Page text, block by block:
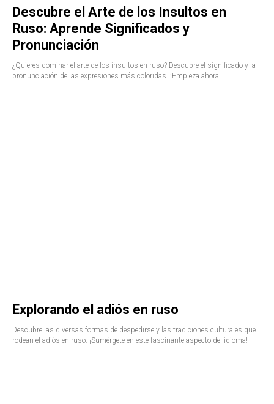
Descubre el Arte de los Insultos en
Ruso: Aprende Significados y
Pronunciación
¿Quieres dominar el arte de los insultos en ruso? Descubre el significado y la
pronunciación de las expresiones más coloridas. ¡Empieza ahora!
Explorando el adiós en ruso
Descubre las diversas formas de despedirse y las tradiciones culturales que
rodean el adiós en ruso. ¡Sumérgete en este fascinante aspecto del idioma!